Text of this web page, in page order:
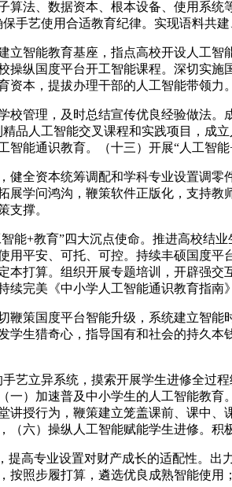
算法、数据资本、根本设备、使用系
手艺使用合适教育纪律。实现语料共
智能教育基座，指点高校开设人工智
操纵国度平台开工智能课程。深切实
本，提拔办理干部的人工智能带领力
管理，及时总结宣传优良经验做法。
品人工智能交叉课程和实践项目，成
能通识教育。（十三）开展“人工智能
全资本统筹调配和学科专业设置调零
展学问鸿沟，鞭策软件正版化，支持
支撑。
+教育”四大沉点使命。推进高校结
用平安、可托、可控。持续丰硕国度
本打算。组织开展专题培训，开辟强
续完美《中小学人工智能通识教育指南
国度平台智能升级，系统建立智能
学生猎奇心，指导国有和社会的持久
立异系统，摸索开展学生进修全过
一）加速普及中小学生的人工智能教
讲授行为，鞭策建立笼盖课前、课中
六）操纵人工智能赋能学生进修。积
高专业设置对财产成长的适配性。出
按照步履打算，遴选优良成熟智能使